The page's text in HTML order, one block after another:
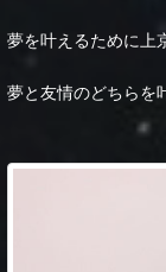
夢を叶えるために上
夢と友情のどちらを